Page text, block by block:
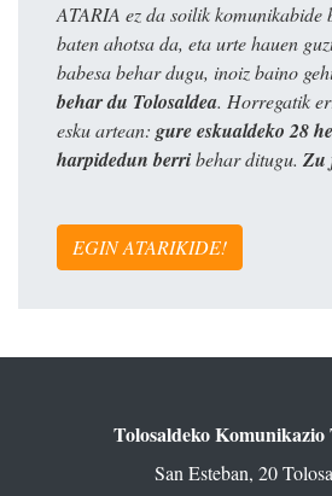
ATARIA ez da soilik komunikabide
baten ahotsa da, eta urte hauen
babesa behar dugu, inoiz baino
behar du Tolosaldea. Horregatik
esku artean: gure eskualdeko 28
harpidedun berribehar ditugu. Zu
EGIN ATARIKIDE!
Tolosaldeko Komunikazio
San Esteban, 20